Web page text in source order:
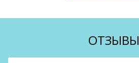
ОТЗЫВЫ